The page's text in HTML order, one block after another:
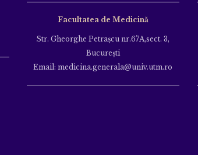
Facultatea de Medicină
Str. Gheorghe Petraşcu nr.67A,sect. 3,
Bucureşti
Email: medicina.generala@univ.utm.ro